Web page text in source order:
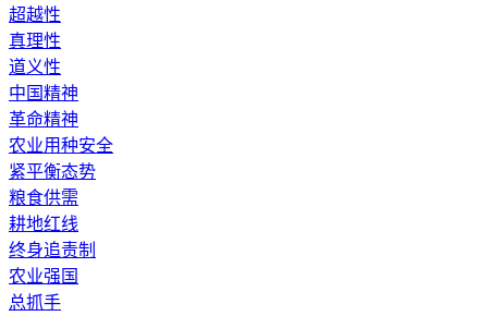
超越性
真理性
道义性
中国精神
革命精神
农业用种安全
紧平衡态势
粮食供需
耕地红线
终身追责制
农业强国
总抓手